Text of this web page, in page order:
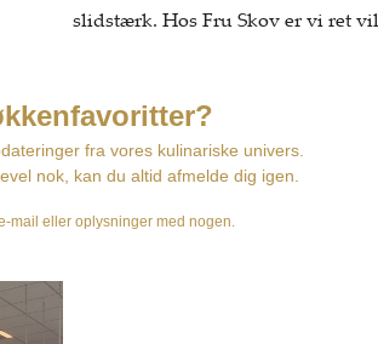
slidstærk. Hos Fru Skov er vi ret
Weavers, da man ikke kan blive i
Vask ved 40 grader
100% bomuld
God isoleringsevne